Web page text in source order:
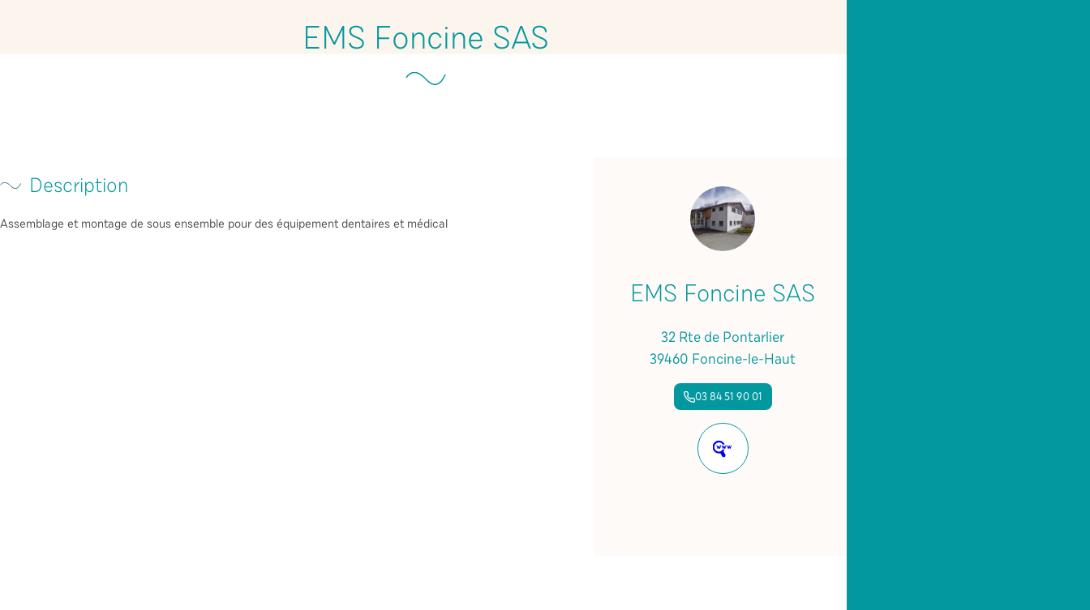
EMS Foncine SAS
Description
Assemblage et montage de sous ensemble pour des équipement dentaires et médical
EMS Foncine SAS
32 Rte de Pontarlier
39460 Foncine-le-Haut
03 84 51 90 01
Site
internet